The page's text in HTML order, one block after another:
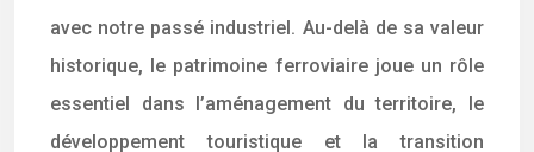
avec notre passé industriel. Au-delà de sa valeur
historique, le patrimoine ferroviaire joue un rôle
essentiel dans l’aménagement du territoire, le
développement touristique et la transition